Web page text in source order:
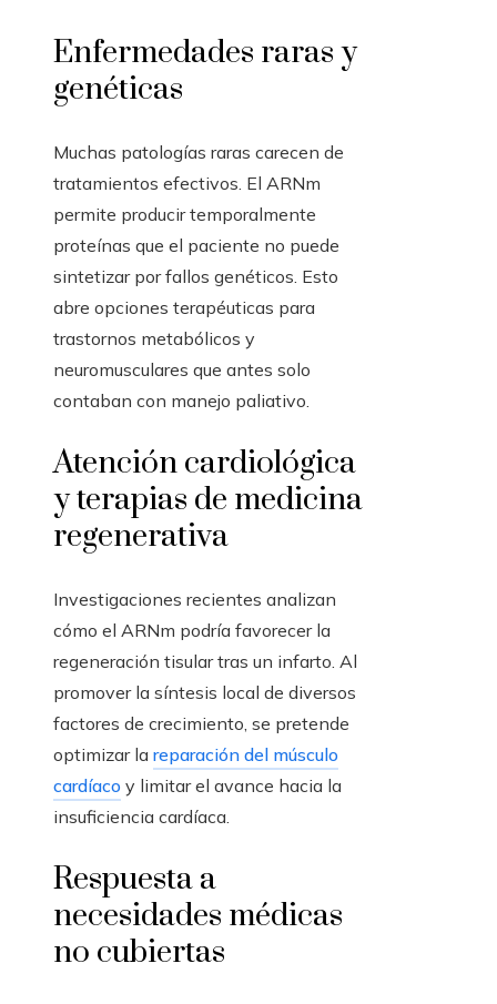
Enfermedades raras y
genéticas
Muchas patologías raras carecen de
tratamientos efectivos. El ARNm
permite producir temporalmente
proteínas que el paciente no puede
sintetizar por fallos genéticos. Esto
abre opciones terapéuticas para
trastornos metabólicos y
neuromusculares que antes solo
contaban con manejo paliativo.
Atención cardiológica
y terapias de medicina
regenerativa
Investigaciones recientes analizan
cómo el ARNm podría favorecer la
regeneración tisular tras un infarto. Al
promover la síntesis local de diversos
factores de crecimiento, se pretende
optimizar la reparación del músculo
cardíaco y limitar el avance hacia la
insuficiencia cardíaca.
Respuesta a
necesidades médicas
no cubiertas